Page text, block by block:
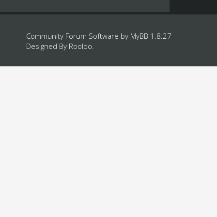
Community Forum Software by MyBB 1.8.27
Designed By Rooloo.